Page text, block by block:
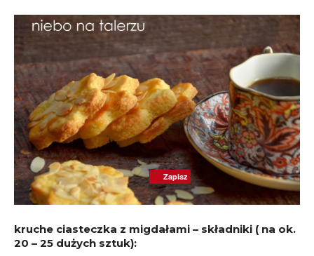
kruche ciasteczka z migdałami – składniki ( na ok.
20 – 25 dużych sztuk):
Zapisz